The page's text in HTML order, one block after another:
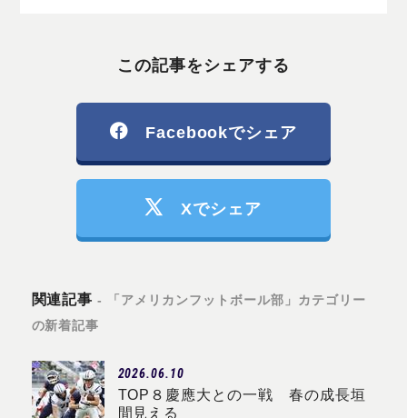
この記事をシェアする
Facebookでシェア
Xでシェア
関連記事 - 「アメリカンフットボール部」カテゴリー
の新着記事
2026.06.10
TOP８慶應大との一戦 春の成長垣
間見える